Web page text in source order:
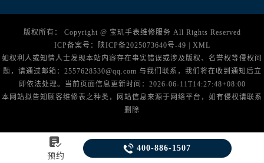
广东省广州市越秀区环市东路371-375号世界贸易中心大厦南塔15层1507室宝玑售后服务中心（需提前预约）
广东省河源市源城区越王大道宝玑售后服务中心（需提前预约）
广东省江门市蓬江区广场西路宝玑售后服务中心（需提前预约）
广东省揭阳市榕城进贤门步行街宝玑售后服务中心（需提前预约）
广东省茂名市电白区水东街道迎宾大道宝玑售后服务中心（需提前预约）
广东省清远市清城区湖西路宝玑售后服务中心（需提前预约）
版权所有： Copyright @ 宝玑手表维修服务 All Rights Reserved
ICP备案号：
陕ICP备2025073640号-49
XML
如权利人或知情人士发现本站内容存在事实错误或涉及版权、名誉权等侵权问
题，请通过邮箱：2557628530@qq.com 与我们联系，我们将在收到通知后立
即依法处理。当前页面信息更新时间：2026-06-11T14:27:48+08:00
本网站拟告知顾客维修表之种类，网站信息来源于网络平台，如有侵权请联系
删除

预约
 400-886-1507